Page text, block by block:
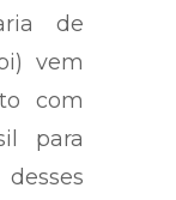
de
vem
com
para